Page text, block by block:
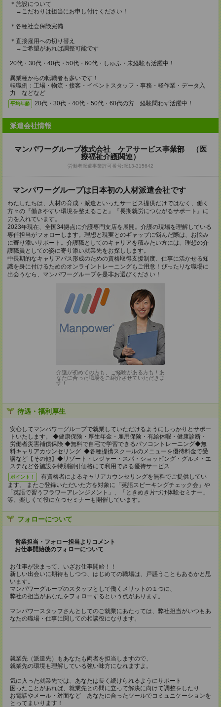
＊施設について
→こだわりは担当にお申し付けください！
＊各種社会保険完備
＊直接雇用への切り替え
→ご希望があれば調整可能です
20代・30代・40代・50代・60代・しゅふ・未経験も活躍中！
異業種からの転職者も多いです！
転職例：工場・物流・接客・イベントスタッフ・事務・軽作業・データ入
力 などなど
平均年齢 20代・30代・40代・50代・60代の方 経験問わず活躍中！
派遣会社情報
マンパワーグループ株式会社 ケアサービス事業部 （医
療福祉介護関連）
労働者派遣事業許可番号:派13-315642
マンパワーグループは日本初の人材派遣会社です
わたしたちは、人材の育成・派遣といったサービス提供だけではなく、働く
方々の『働きやすい環境を整えること』『長期就労につながるサポート』に
力を入れています。
2023年現在、全国34拠点に介護専門支店を展開。介護の現場を理解している
専任担当がフォローします。理想と現実とのギャップに悩んだ際は、お悩み
に寄り添いサポート。介護職としてのキャリアを積みたい方には、理想の介
護職員としての姿に寄り添い就業先をお探しします。
中長期的なキャリアパス形成のための資格取得支援制度、仕事に活かせる知
識を身に付けるためのオンライントレーニングもご用意！ぴったりな職場に
出会うなら、マンパワーグループを是非お選びください！
介護が初めての方も、ご経験がある方も！あ
なたに合った職場をご紹介させていただきま
す！
待遇・福利厚生
安心してマンパワーグループで就業していただけるようにしっかりとサポー
トいたします。 ◆健康保険・厚生年金・雇用保険・有給休暇・健康診断・
労働者災害補償保険 ◆無料で自宅で学習できるパソコントレーニング◆無
料キャリアカウンセリング ◆各種提携スクールのメニューを優待料金で受
講など【その他】◆リゾート・レジャー・スパ・ショッピング・グルメ・エ
ステなど各施設を特別割引価格にて利用できる優待サービス
ポイント！
有資格者によるキャリアカウンセリングを無料でご提供してい
ます。 またご登録いただいた方を対象に「英語スピーキングチェック会」や
「英語で習うフラワーアレンジメント」、「ときめき片づけ体験セミナー」
等、楽しくて役に立つセミナーも開催しています。
フォローについて
営業担当・フォロー担当よりコメント
お仕事開始後のフォローについて
お仕事が決まって、いざお仕事開始！！
新しい出会いに期待もしつつ、はじめての職場は、戸惑うこともあるかと思
います。
マンパワーグループのスタッフとして働くメリットの１つに、
弊社の担当があなたをフォローするという点があります。
マンパワースタッフさんとしてのご就業にあたっては、弊社担当がいつもあ
なたの職場・仕事に関しての相談役になります。
就業先（派遣先）もあなたも両者を担当しますので、
就業先の環境も理解している強い味方になれますよ。
気に入った就業先では、あなたは長く続けられるようにサポート
困ったことがあれば、就業先との間に立って解決に向けて調整をしたり
お電話やメール・対面など あなたに合ったツールでコミュニケーションを
とってまいります！